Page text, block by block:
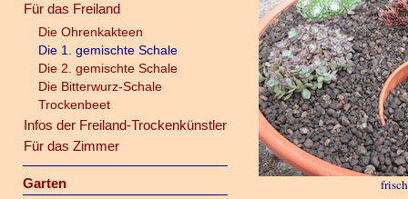
Für das Freiland
Die Ohrenkakteen
Die 1. gemischte Schale
Die 2. gemischte Schale
Die Bitterwurz-Schale
Trockenbeet
Infos der Freiland-Trockenkünstler
Für das Zimmer
Garten